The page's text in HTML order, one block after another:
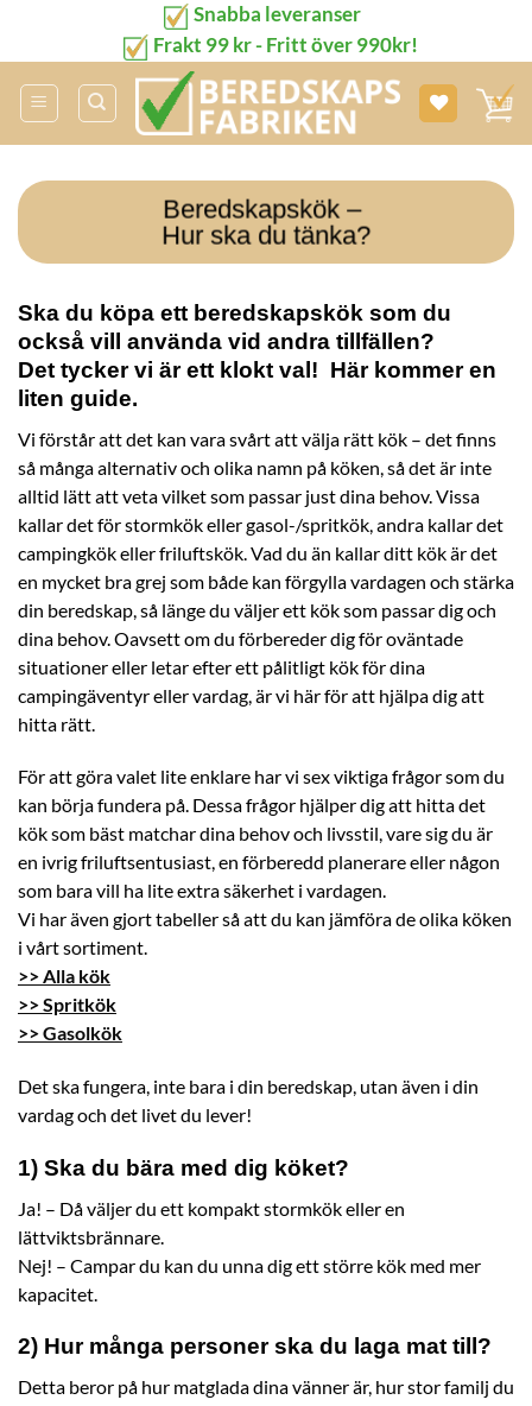
Snabba leveranser
Frakt 99 kr - Fritt över 990kr!
Beredskapskök –
Hur ska du tänka?
Ska du köpa ett beredskapskök som du
också vill använda vid andra tillfällen?
Det tycker vi är ett klokt val! Här kommer en
liten guide.
Vi förstår att det kan vara svårt att välja rätt kök – det finns
så många alternativ och olika namn på köken, så det är inte
alltid lätt att veta vilket som passar just dina behov. Vissa
kallar det för stormkök eller gasol-/spritkök, andra kallar det
campingkök eller friluftskök. Vad du än kallar ditt kök är det
en mycket bra grej som både kan förgylla vardagen och stärka
din beredskap, så länge du väljer ett kök som passar dig och
dina behov. Oavsett om du förbereder dig för oväntade
situationer eller letar efter ett pålitligt kök för dina
campingäventyr eller vardag, är vi här för att hjälpa dig att
hitta rätt.
För att göra valet lite enklare har vi sex viktiga frågor som du
kan börja fundera på. Dessa frågor hjälper dig att hitta det
kök som bäst matchar dina behov och livsstil, vare sig du är
en ivrig friluftsentusiast, en förberedd planerare eller någon
som bara vill ha lite extra säkerhet i vardagen.
Vi har även gjort tabeller så att du kan jämföra de olika köken
i vårt sortiment.
>> Alla kök
>> Spritkök
>> Gasolkök
Det ska fungera, inte bara i din beredskap, utan även i din
vardag och det livet du lever!
1) Ska du bära med dig köket?
Ja! – Då väljer du ett kompakt stormkök eller en
lättviktsbrännare.
Nej! – Campar du kan du unna dig ett större kök med mer
kapacitet.
2) Hur många personer ska du laga mat till?
Detta beror på hur matglada dina vänner är, hur stor familj du